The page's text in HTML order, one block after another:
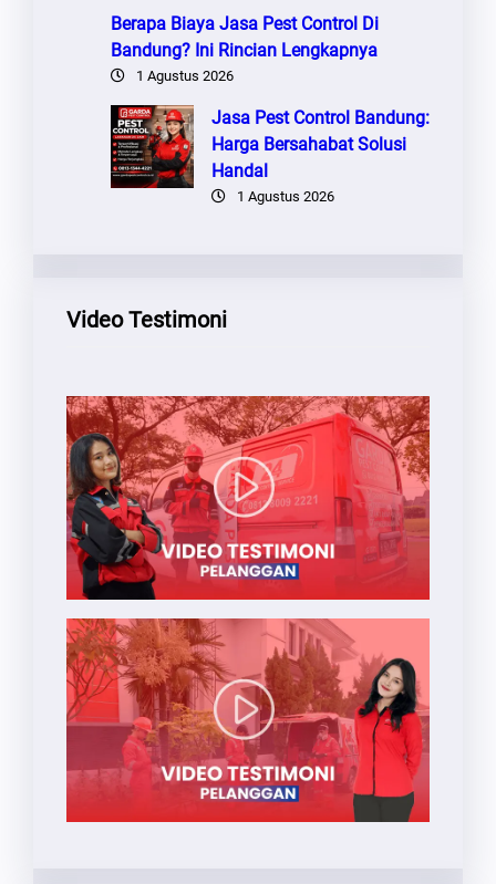
Berapa Biaya Jasa Pest Control Di
Bandung? Ini Rincian Lengkapnya
1 Agustus 2026
Jasa Pest Control Bandung:
Harga Bersahabat Solusi
Handal
1 Agustus 2026
Video Testimoni